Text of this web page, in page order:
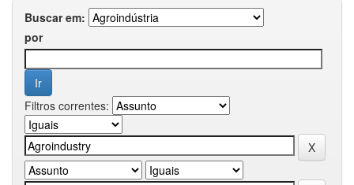
Buscar em:
por
Filtros correntes: